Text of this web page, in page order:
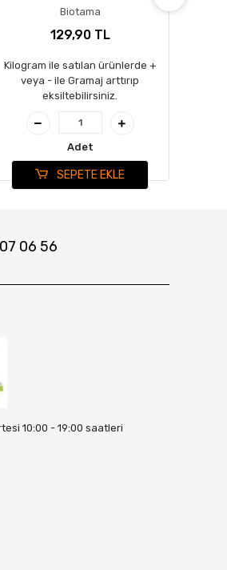
Biotama
129,90 TL
Kilogram ile satılan ürünlerde +
veya - ile Gramaj arttırıp
eksiltebilirsiniz.
Adet
SEPETE EKLE
06 56
10:00 - 19:00 saatleri